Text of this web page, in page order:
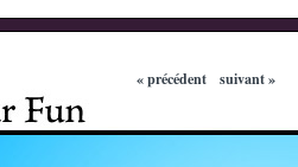
« précédent suivant »